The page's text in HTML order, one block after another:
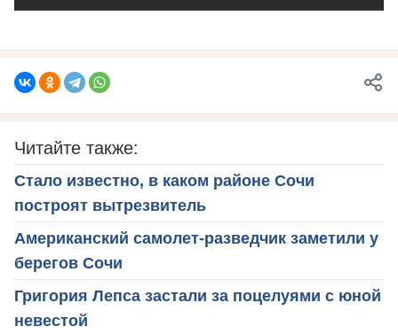
Читайте также:
Стало известно, в каком районе Сочи
построят вытрезвитель
Американский самолет-разведчик заметили у
берегов Сочи
Григория Лепса застали за поцелуями с юной
невестой